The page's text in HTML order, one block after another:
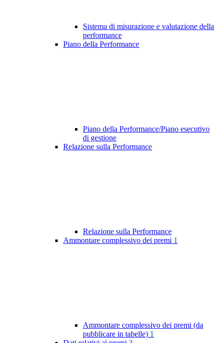
Sistema di misurazione e valutazione della
performance
Piano della Performance
Piano della Performance/Piano esecutivo
di gestione
Relazione sulla Performance
Relazione sulla Performance
Ammontare complessivo dei premi 1
Ammontare complessivo dei premi (da
pubblicare in tabelle) 1